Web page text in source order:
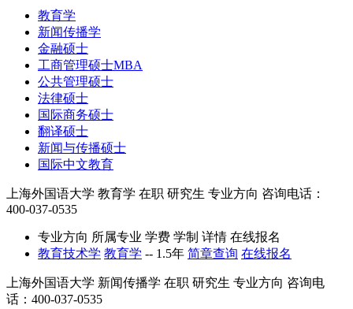
教育学
新闻传播学
金融硕士
工商管理硕士MBA
公共管理硕士
法律硕士
国际商务硕士
翻译硕士
新闻与传播硕士
国际中文教育
上海外国语大学 教育学 在职 研究生 专业方向 咨询电话：
400-037-0535
专业方向 所属专业 学费 学制 详情 在线报名
教育技术学 教育学 -- 1.5年 简章查询 在线报名
上海外国语大学 新闻传播学 在职 研究生 专业方向 咨询电
话：400-037-0535